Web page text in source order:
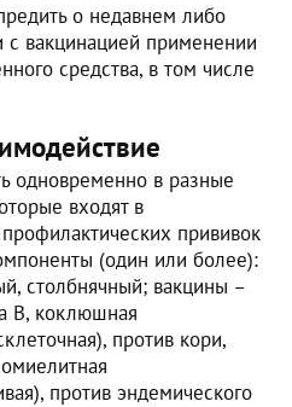
о недавнем либо
вакцинацией применении
средства, в том числе
одновременно в разные
входят в
прививок
(один или более):
столбнячный; вакцины –
В, коклюшная
против кори,
против эндемического